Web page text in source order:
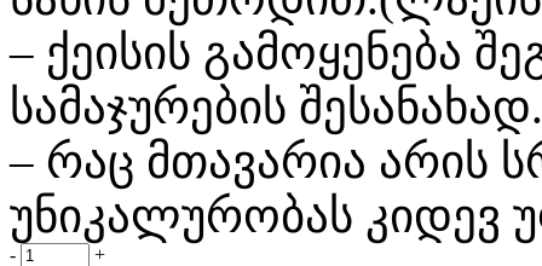
– ქეისის გამოყენება
სამაჯურების შესანახად.
– რაც მთავარია არის
უნიკალურობას კიდევ
- +